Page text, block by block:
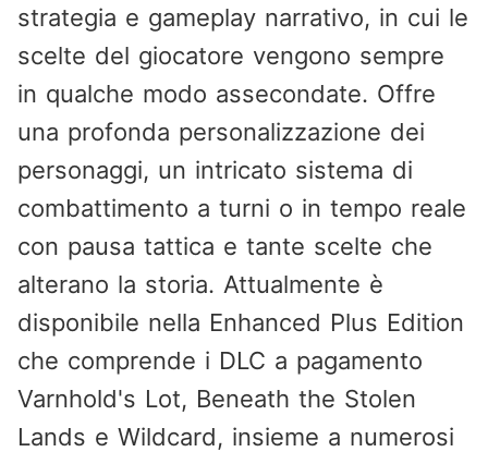
strategia e gameplay narrativo, in cui le
scelte del giocatore vengono sempre
in qualche modo assecondate. Offre
una profonda personalizzazione dei
personaggi, un intricato sistema di
combattimento a turni o in tempo reale
con pausa tattica e tante scelte che
alterano la storia. Attualmente è
disponibile nella Enhanced Plus Edition
che comprende i DLC a pagamento
Varnhold's Lot, Beneath the Stolen
Lands e Wildcard, insieme a numerosi